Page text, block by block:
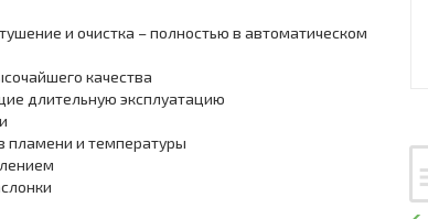
и очистка – полностью в автоматическом
качества
длительную эксплуатацию
пламени и температуры